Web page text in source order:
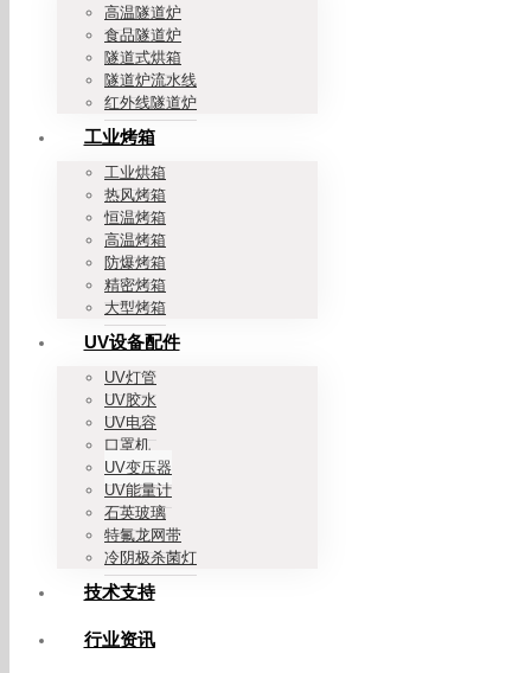
高温隧道炉
食品隧道炉
隧道式烘箱
隧道炉流水线
红外线隧道炉
工业烤箱
工业烘箱
热风烤箱
恒温烤箱
高温烤箱
防爆烤箱
精密烤箱
大型烤箱
UV设备配件
UV灯管
UV胶水
UV电容
口罩机
UV变压器
UV能量计
石英玻璃
特氟龙网带
冷阴极杀菌灯
技术支持
行业资讯